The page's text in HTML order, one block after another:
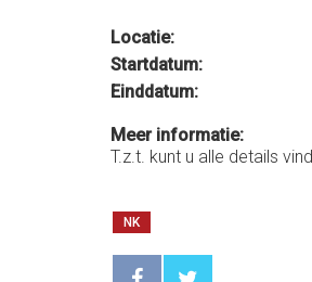
Locatie:
Startdatum:
Einddatum:
Meer informatie:
T.z.t. kunt u alle details
NK